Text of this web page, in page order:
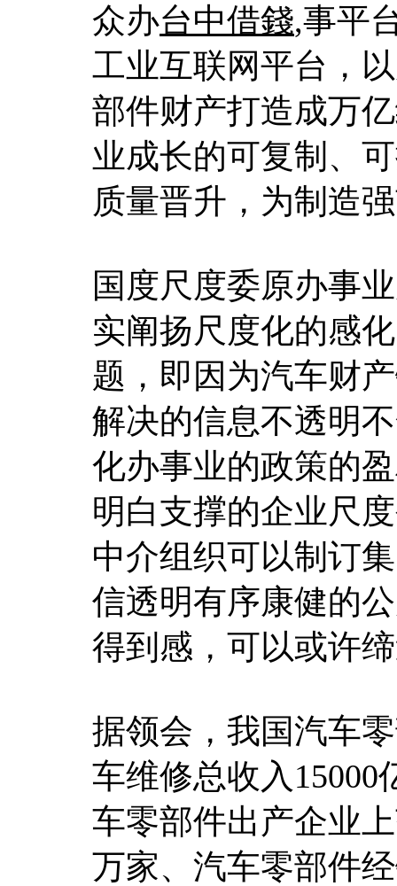
众办台中借錢,事平
工业互联网平台，
部件财产打造成万
业成长的可复制、
质量晋升，为制造
国度尺度委原办事
实阐扬尺度化的感
题，即因为汽车财
解决的信息不透明
化办事业的政策的
明白支撑的企业尺
中介组织可以制订
信透明有序康健的
得到感，可以或许
据领会，我国汽车
车维修总收入15000
车零部件出产企业
万家、汽车零部件